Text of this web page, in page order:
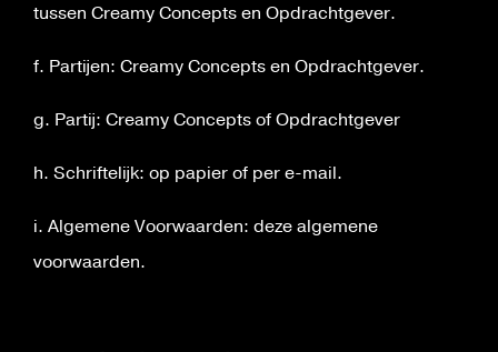
tussen Creamy Concepts en Opdrachtgever.
f. Partijen: Creamy Concepts en Opdrachtgever.
g. Partij: Creamy Concepts of Opdrachtgever
h. Schriftelijk: op papier of per e-mail.
i. Algemene Voorwaarden: deze algemene
voorwaarden.